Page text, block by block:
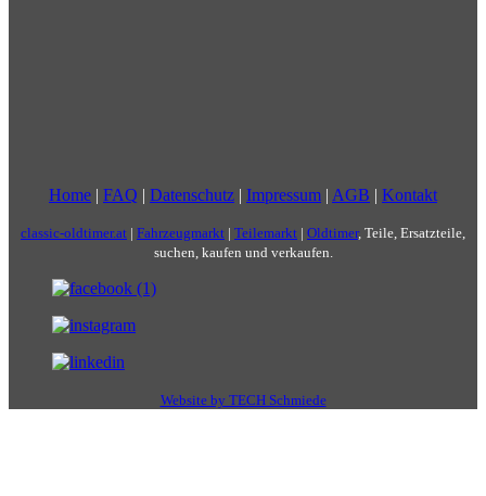
Home | FAQ | Datenschutz | Impressum | AGB | Kontakt
classic-oldtimer.at | Fahrzeugmarkt | Teilemarkt | Oldtimer, Teile, Ersatzteile,
suchen, kaufen und verkaufen.
Website by TECH Schmiede